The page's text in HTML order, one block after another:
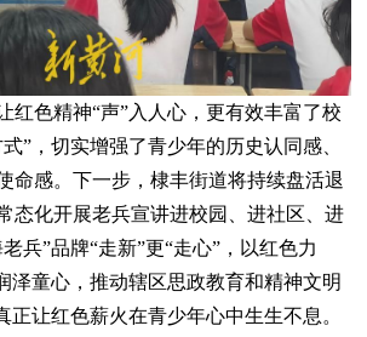
色精神“声”入人心，更有效丰富了校
”，切实增强了青少年的历史认同感、
命感。下一步，棣丰街道将持续盘活退
态化开展老兵宣讲进校园、进社区、进
兵”品牌“走新”更“走心”，以红色力
泽童心，推动辖区思政教育和精神文明
正让红色薪火在青少年心中生生不息。